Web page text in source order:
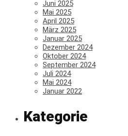
Juni 2025
Mai 2025
April 2025
März 2025
Januar 2025
Dezember 2024
Oktober 2024
September 2024
Juli 2024
Mai 2024
Januar 2022
Kategorie